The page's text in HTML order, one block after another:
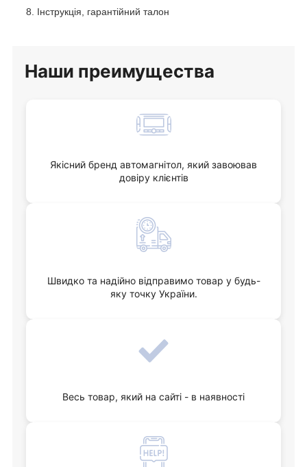
Інструкція, гарантійний талон
Наши преимущества
Якісний бренд автомагнітол, який завоював
довіру клієнтів
Швидко та надійно відправимо товар у будь-
яку точку України.
Весь товар, який на сайті - в наявності